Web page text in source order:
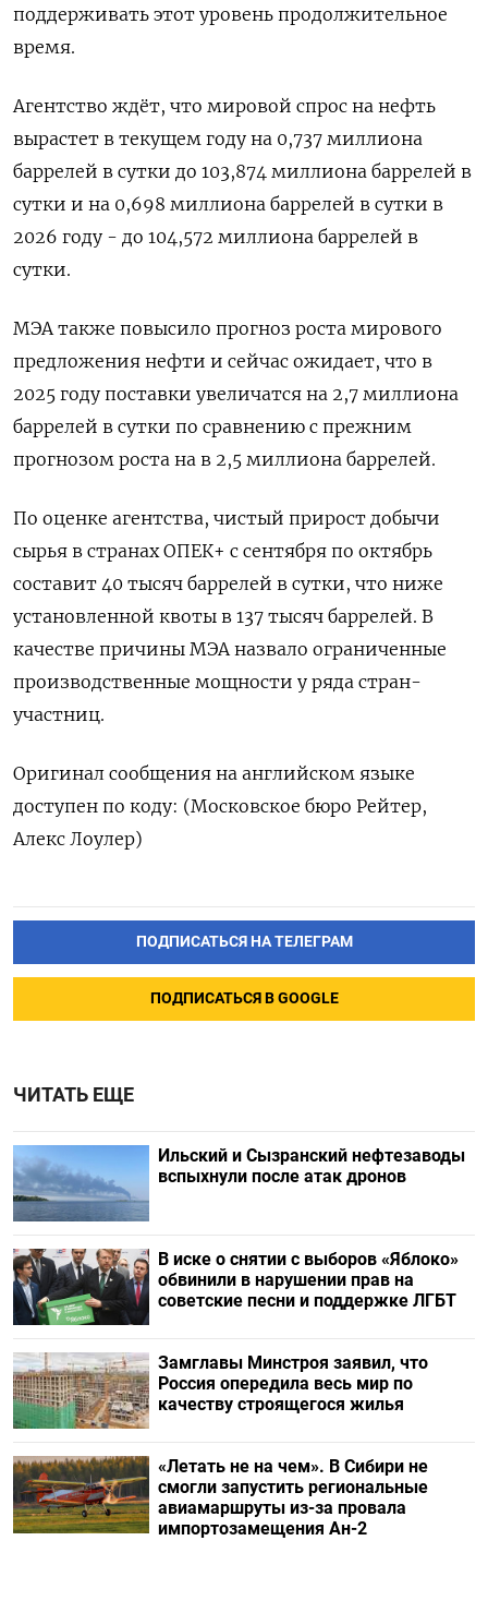
поддерживать этот уровень продолжительное
время.
Агентство ждёт, что мировой спрос на нефть
вырастет в текущем году на 0,737 миллиона
баррелей в сутки до 103,874 миллиона баррелей в
сутки и на 0,698 миллиона баррелей в сутки в
2026 году - до 104,572 миллиона баррелей в
сутки.
МЭА также повысило прогноз роста мирового
предложения нефти и сейчас ожидает, что в
2025 году поставки увеличатся на 2,7 миллиона
баррелей в сутки по сравнению с прежним
прогнозом роста на в 2,5 миллиона баррелей.
По оценке агентства, чистый прирост добычи
сырья в странах ОПЕК+ с сентября по октябрь
составит 40 тысяч баррелей в сутки, что ниже
установленной квоты в 137 тысяч баррелей. В
качестве причины МЭА назвало ограниченные
производственные мощности у ряда стран-
участниц.
Оригинал сообщения на английском языке
доступен по коду: (Московское бюро Рейтер,
Алекс Лоулер)
ПОДПИСАТЬСЯ НА ТЕЛЕГРАМ
ПОДПИСАТЬСЯ В GOOGLE
ЧИТАТЬ ЕЩЕ
Ильский и Сызранский нефтезаводы
вспыхнули после атак дронов
В иске о снятии с выборов «Яблоко»
обвинили в нарушении прав на
советские песни и поддержке ЛГБТ
Замглавы Минстроя заявил, что
Россия опередила весь мир по
качеству строящегося жилья
«Летать не на чем». В Сибири не
смогли запустить региональные
авиамаршруты из-за провала
импортозамещения Ан-2